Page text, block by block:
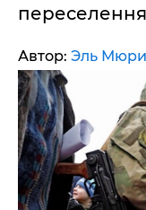
Автор: Эль